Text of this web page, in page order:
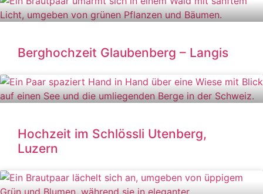
Berghochzeit Glaubenberg – Langis
Hochzeit im Schlössli Utenberg,
Luzern